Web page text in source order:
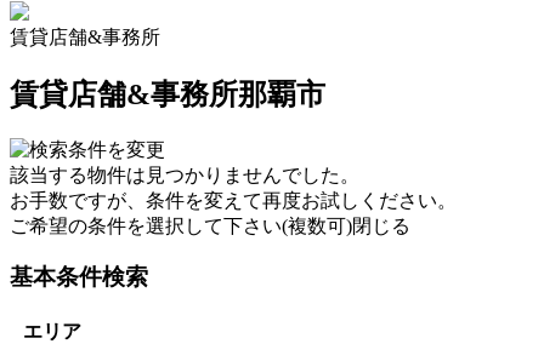
賃貸店舗&事務所
賃貸店舗&事務所那覇市
該当する物件は見つかりませんでした。
お手数ですが、条件を変えて再度お試しください。
ご希望の条件を選択して下さい(複数可)閉じる
基本条件検索
エリア